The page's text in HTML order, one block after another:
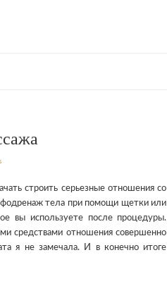
строить серьезные отношения со
тела при помощи щетки или
вы используете после процедуры.
средствами отношения совершенно
я не замечала. И в конечно итоге